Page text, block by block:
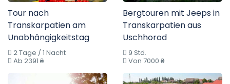
Tour nach
Transkarpatien am
Unabhängigkeitstag
2 Tage / 1 Nacht
Ab 2391 ₴
Bergtouren mit Jeeps in
Transkarpatien aus
Uschhorod
9 Std.
Von 7000 ₴